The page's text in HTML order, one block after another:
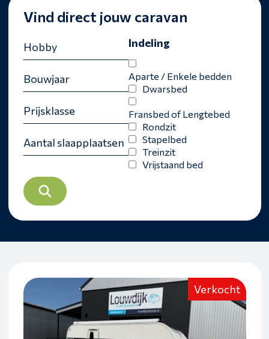
Vind direct jouw caravan
Indeling
Aparte / Enkele bedden
Dwarsbed
Fransbed of Lengtebed
Rondzit
Stapelbed
Treinzit
Vrijstaand bed
Verkocht